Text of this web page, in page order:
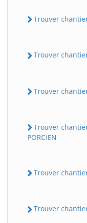
Trouver
Trouver
Trouver
Trouver
PORCiEN
Trouver
Trouver
B Assistant en ligne